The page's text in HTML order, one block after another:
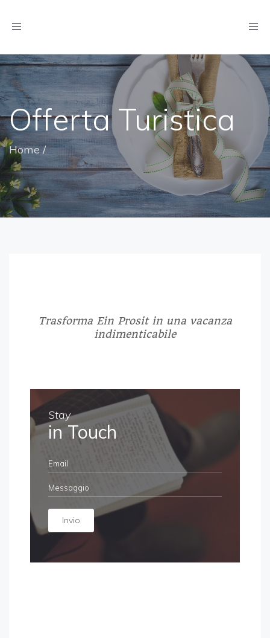
Toggle
Offerta Turistica
Home/Offerta Turistica
Trasforma Ein Prosit in una vacanza
indimenticabile
Stay
in Touch
Invio